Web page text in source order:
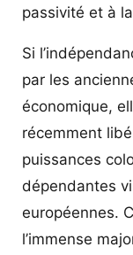
passivité et à
Si
par les
économique,
récemment
puissances
dépendantes
européennes.
l’immense